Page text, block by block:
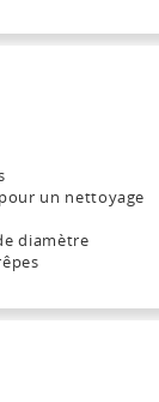
un nettoyage
diamètre